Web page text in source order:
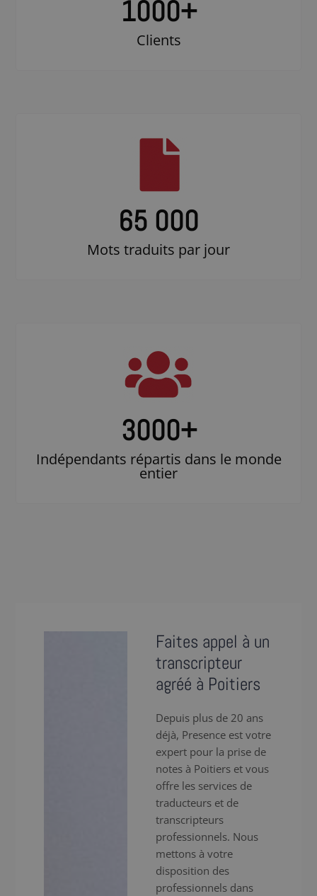
1000+
Clients
65 000
Mots traduits par jour
3000+
Indépendants répartis dans le monde
entier
Faites appel à un
transcripteur
agréé à Poitiers
Depuis plus de 20 ans
déjà, Presence est votre
expert pour la prise de
notes à Poitiers et vous
offre les services de
traducteurs et de
transcripteurs
professionnels. Nous
mettons à votre
disposition des
professionnels dans